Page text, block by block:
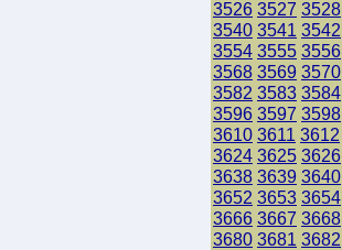
3526 3527 3528
3540 3541 3542
3554 3555 3556
3568 3569 3570
3582 3583 3584
3596 3597 3598
3610 3611 3612
3624 3625 3626
3638 3639 3640
3652 3653 3654
3666 3667 3668
3680 3681 3682